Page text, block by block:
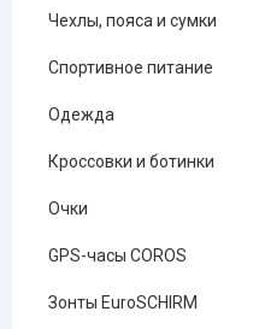
Чехлы, пояса и сумки
Спортивное питание
Одежда
Кроссовки и ботинки
Очки
GPS-часы COROS
Зонты EuroSCHIRM